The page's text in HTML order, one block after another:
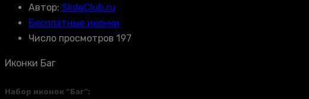
Автор: SlideClub.ru
Бесплатные иконки
Число просмотров 197
Иконки Баг
Набор иконок “Баг”: